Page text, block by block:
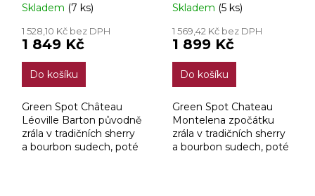
Skladem (7 ks)
1 528,10 Kč bez DPH
1 849 Kč
Do košíku
Green Spot Château
Léoville Barton původně
zrála v tradičních sherry
a bourbon sudech, poté
0,7l
Skladem (5 ks)
1 569,42 Kč bez DPH
1 899 Kč
Do košíku
Green Spot Chateau
Montelena zpočátku
zrála v tradičních sherry
a bourbon sudech, poté